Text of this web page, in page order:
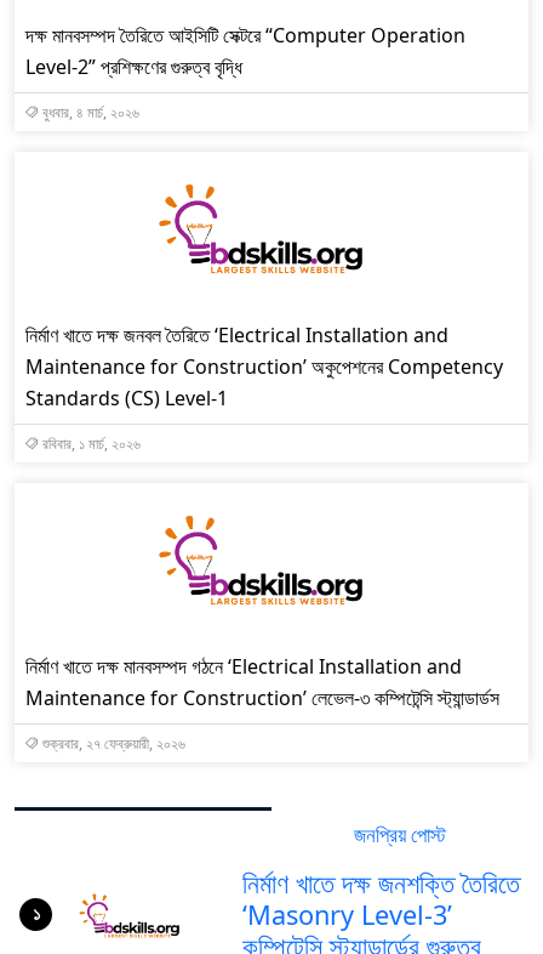
দক্ষ মানবসম্পদ তৈরিতে আইসিটি সেক্টরে “Computer Operation
Level-2” প্রশিক্ষণের গুরুত্ব বৃদ্ধি
বুধবার, ৪ মার্চ, ২০২৬
নির্মাণ খাতে দক্ষ জনবল তৈরিতে ‘Electrical Installation and
Maintenance for Construction’ অকুপেশনের Competency
Standards (CS) Level-1
রবিবার, ১ মার্চ, ২০২৬
নির্মাণ খাতে দক্ষ মানবসম্পদ গঠনে ‘Electrical Installation and
Maintenance for Construction’ লেভেল-৩ কম্পিটেন্সি স্ট্যান্ডার্ডস
শুক্রবার, ২৭ ফেব্রুয়ারী, ২০২৬
জনপ্রিয় পোস্ট
নির্মাণ খাতে দক্ষ জনশক্তি তৈরিতে
‘Masonry Level-3’
কম্পিটেন্সি স্ট্যান্ডার্ডের গুরুত্ব
১